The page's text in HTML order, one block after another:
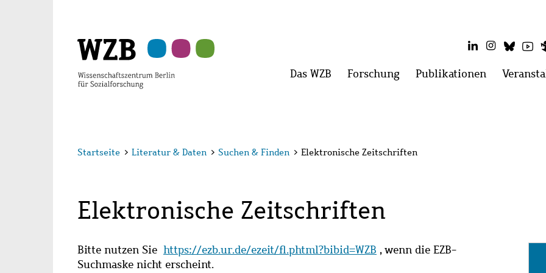
LinkedInInstagram
Hauptmenü
Das WZB Menü
Forschung Menü
Publikationen Menü
Startseite > Literatur & Daten > Suchen & Finden > Elektronische Zeitschriften
Elektronische Zeitschriften
Bitte nutzen Sie https://ezb.ur.de/ezeit/fl.phtml?bibid=WZB , wenn die EZB-
Suchmaske nicht erscheint.